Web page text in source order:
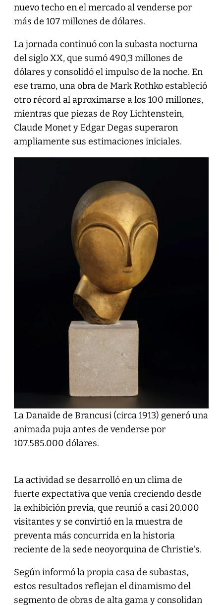
nuevo techo en el mercado al venderse por
más de 107 millones de dólares.
La jornada continuó con la subasta nocturna
del siglo XX, que sumó 490,3 millones de
dólares y consolidó el impulso de la noche. En
ese tramo, una obra de Mark Rothko estableció
otro récord al aproximarse a los 100 millones,
mientras que piezas de Roy Lichtenstein,
Claude Monet y Edgar Degas superaron
ampliamente sus estimaciones iniciales.
La Danaïde de Brancusi (circa 1913) generó una
animada puja antes de venderse por
107.585.000 dólares.
La actividad se desarrolló en un clima de
fuerte expectativa que venía creciendo desde
la exhibición previa, que reunió a casi 20.000
visitantes y se convirtió en la muestra de
preventa más concurrida en la historia
reciente de la sede neoyorquina de Christie’s.
Según informó la propia casa de subastas,
estos resultados reflejan el dinamismo del
segmento de obras de alta gama y consolidan